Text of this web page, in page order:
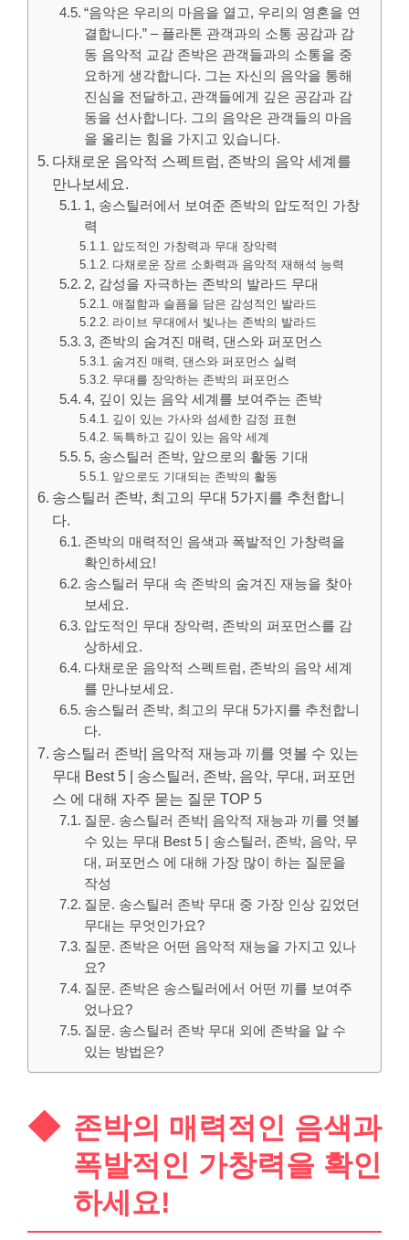
“음악은 우리의 마음을 열고, 우리의 영혼을 연
결합니다.” – 플라톤 관객과의 소통 공감과 감
동 음악적 교감 존박은 관객들과의 소통을 중
요하게 생각합니다. 그는 자신의 음악을 통해
진심을 전달하고, 관객들에게 깊은 공감과 감
동을 선사합니다. 그의 음악은 관객들의 마음
을 울리는 힘을 가지고 있습니다.
다채로운 음악적 스펙트럼, 존박의 음악 세계를
만나보세요.
1, 송스틸러에서 보여준 존박의 압도적인 가창
력
압도적인 가창력과 무대 장악력
다채로운 장르 소화력과 음악적 재해석 능력
2, 감성을 자극하는 존박의 발라드 무대
애절함과 슬픔을 담은 감성적인 발라드
라이브 무대에서 빛나는 존박의 발라드
3, 존박의 숨겨진 매력, 댄스와 퍼포먼스
숨겨진 매력, 댄스와 퍼포먼스 실력
무대를 장악하는 존박의 퍼포먼스
4, 깊이 있는 음악 세계를 보여주는 존박
깊이 있는 가사와 섬세한 감정 표현
독특하고 깊이 있는 음악 세계
5, 송스틸러 존박, 앞으로의 활동 기대
앞으로도 기대되는 존박의 활동
송스틸러 존박, 최고의 무대 5가지를 추천합니
다.
존박의 매력적인 음색과 폭발적인 가창력을
확인하세요!
송스틸러 무대 속 존박의 숨겨진 재능을 찾아
보세요.
압도적인 무대 장악력, 존박의 퍼포먼스를 감
상하세요.
다채로운 음악적 스펙트럼, 존박의 음악 세계
를 만나보세요.
송스틸러 존박, 최고의 무대 5가지를 추천합니
다.
송스틸러 존박| 음악적 재능과 끼를 엿볼 수 있는
무대 Best 5 | 송스틸러, 존박, 음악, 무대, 퍼포먼
스 에 대해 자주 묻는 질문 TOP 5
질문. 송스틸러 존박| 음악적 재능과 끼를 엿볼
수 있는 무대 Best 5 | 송스틸러, 존박, 음악, 무
대, 퍼포먼스 에 대해 가장 많이 하는 질문을
작성
질문. 송스틸러 존박 무대 중 가장 인상 깊었던
무대는 무엇인가요?
질문. 존박은 어떤 음악적 재능을 가지고 있나
요?
질문. 존박은 송스틸러에서 어떤 끼를 보여주
었나요?
질문. 송스틸러 존박 무대 외에 존박을 알 수
있는 방법은?
존박의 매력적인 음색과
폭발적인 가창력을 확인
하세요!